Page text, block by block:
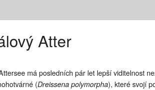
Atter
má posledních pár let lepší viditelnost
(Dreissena polymorpha), které svojí